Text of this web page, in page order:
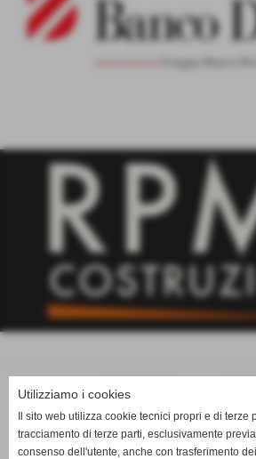
Utilizziamo i cookies
Il sito web utilizza cookie tecnici propri e di terze
tracciamento di terze parti, esclusivamente
consenso dell'utente, anche con trasferimento